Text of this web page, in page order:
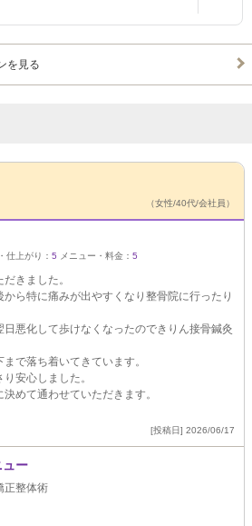
を見る
Up
（女性/40代/会社員）
仕上がり： 5 メニュー・料金： 5
きました。
ら特に痛みが出やすくなり整骨院に行ったり
悪化して歩けなくなったのできりん接骨鍼灸
で落ち着いてきています。
安心しました。
めて通わせていただきます。
[投稿日] 2026/06/17
ュー
整体術